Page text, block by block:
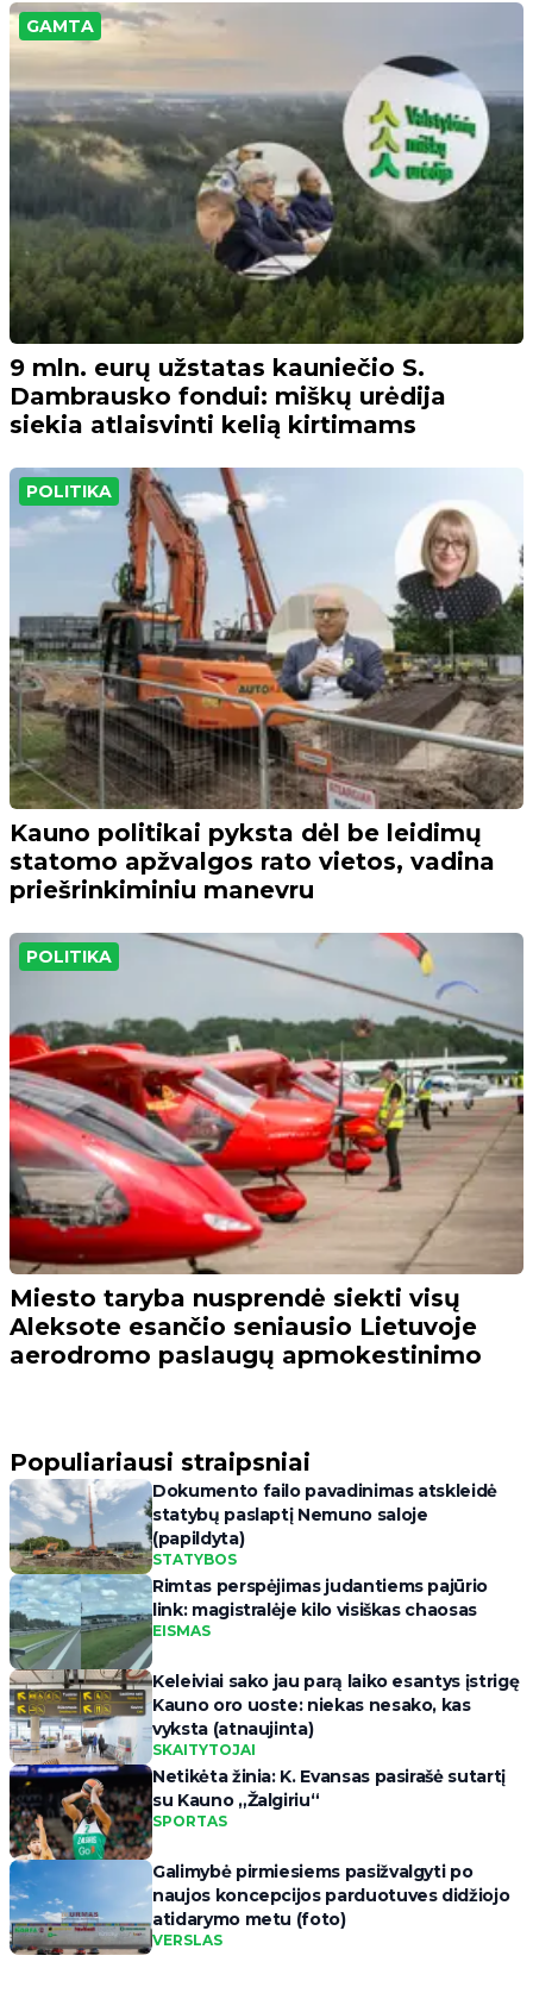
GAMTA
9 mln. eurų užstatas kauniečio S.
Dambrausko fondui: miškų urėdija
siekia atlaisvinti kelią kirtimams
POLITIKA
Kauno politikai pyksta dėl be leidimų
statomo apžvalgos rato vietos, vadina
priešrinkiminiu manevru
POLITIKA
Miesto taryba nusprendė siekti visų
Aleksote esančio seniausio Lietuvoje
aerodromo paslaugų apmokestinimo
Populiariausi straipsniai
Dokumento failo pavadinimas atskleidė
statybų paslaptį Nemuno saloje
(papildyta)
STATYBOS
Rimtas perspėjimas judantiems pajūrio
link: magistralėje kilo visiškas chaosas
EISMAS
Keleiviai sako jau parą laiko esantys įstrigę
Kauno oro uoste: niekas nesako, kas
vyksta (atnaujinta)
SKAITYTOJAI
Netikėta žinia: K. Evansas pasirašė sutartį
su Kauno „Žalgiriu“
SPORTAS
Galimybė pirmiesiems pasižvalgyti po
naujos koncepcijos parduotuves didžiojo
atidarymo metu (foto)
VERSLAS